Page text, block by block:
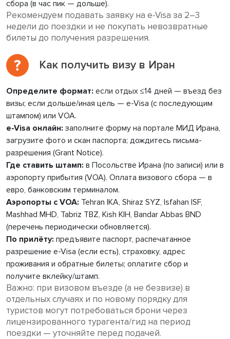
сбора (в час пик — дольше).
Рекомендуем подавать заявку на e-Visa за 2–3
недели до поездки и не покупать невозвратные
билеты до получения разрешения.
Как получить визу в Иран
Определите формат: если отдых ≤14 дней — въезд без
визы; если дольше/иная цель — e-Visa (с последующим
штампом) или VOA.
e-Visa онлайн: заполните форму на портале МИД Ирана,
загрузите фото и скан паспорта; дождитесь письма-
разрешения (Grant Notice).
Где ставить штамп: в Посольстве Ирана (по записи) или в
аэропорту прибытия (VOA). Оплата визового сбора — в
евро, банковским терминалом.
Аэропорты с VOA: Tehran IKA, Shiraz SYZ, Isfahan ISF,
Mashhad MHD, Tabriz TBZ, Kish KIH, Bandar Abbas BND
(перечень периодически обновляется).
По прилёту: предъявите паспорт, распечатанное
разрешение e-Visa (если есть), страховку, адрес
проживания и обратные билеты; оплатите сбор и
получите вклейку/штамп.
Важно: при визовом въезде (а не безвизе) в
отдельных случаях и по новому порядку для
туристов могут потребоваться брони через
лицензированного турагента/гид на период
поездки — уточняйте перед подачей.